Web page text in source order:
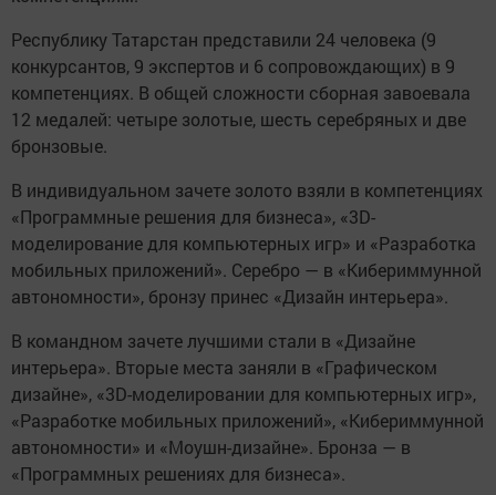
Республику Татарстан представили 24 человека (9
конкурсантов, 9 экспертов и 6 сопровождающих) в 9
компетенциях. В общей сложности сборная завоевала
12 медалей: четыре золотые, шесть серебряных и две
бронзовые.
В индивидуальном зачете золото взяли в компетенциях
«Программные решения для бизнеса», «3D-
моделирование для компьютерных игр» и «Разработка
мобильных приложений». Серебро — в «Кибериммунной
автономности», бронзу принес «Дизайн интерьера».
В командном зачете лучшими стали в «Дизайне
интерьера». Вторые места заняли в «Графическом
дизайне», «3D-моделировании для компьютерных игр»,
«Разработке мобильных приложений», «Кибериммунной
автономности» и «Моушн-дизайне». Бронза — в
«Программных решениях для бизнеса».